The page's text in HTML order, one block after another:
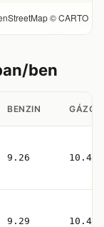
© CARTO
ben
BENZIN
9.26 10.47
9.29 10.45